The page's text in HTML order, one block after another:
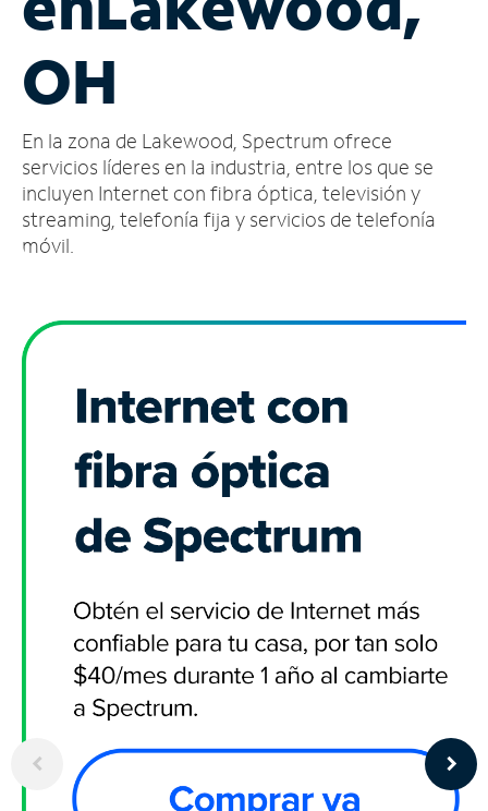
cuenta
Encuentra
tienda
OH
En la zona de Lakewood, Spectrum ofrece
servicios líderes en la industria, entre los que se
incluyen Internet con fibra óptica, televisión y
streaming, telefonía fija y servicios de telefonía
móvil.